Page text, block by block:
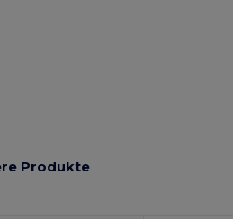
Produkte